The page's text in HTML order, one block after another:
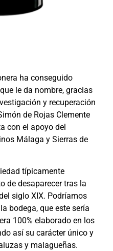
ha conseguido
le da nombre, gracias
y recuperación
de Rojas Clemente
con el apoyo del
Málaga y Sierras de
típicamente
de desaparecer tras la
siglo XIX. Podríamos
bodega, que este sería
100% elaborado en los
así su carácter único y
y malagueñas.